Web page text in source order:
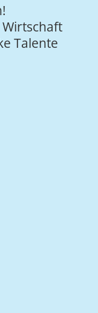
Wirtschaft
Talente